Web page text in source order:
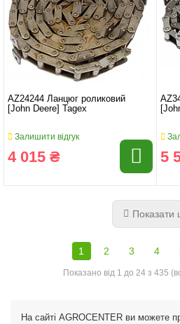
AZ24244 Ланцюг роликовий
[John Deere] Tagex
Залишити відгук
4 015 ₴ 5
Показати
1 2 3 4
Показано від 1 до 24 з 435
На сайті AGROCENTER ви можете